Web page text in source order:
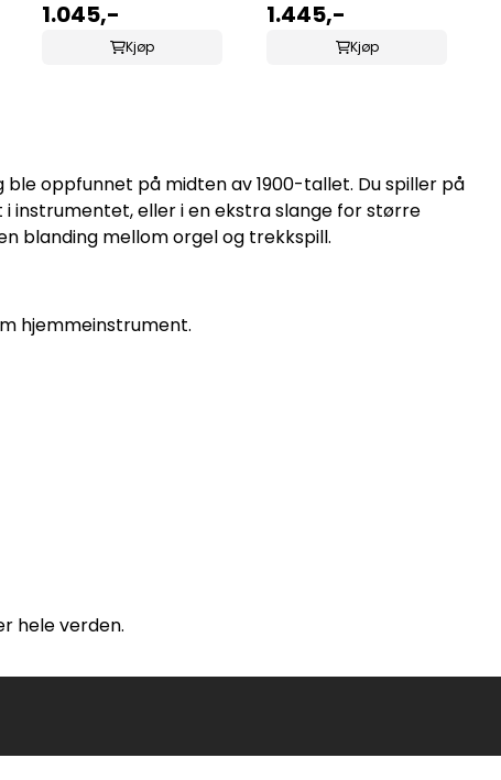
Rød
1.045,-
Kjøp
Melodica
1.445,-
Kjøp
oppfunnet på midten av 1900-tallet. Du spiller på
instrumentet, eller i en ekstra slange for større
blanding mellom orgel og trekkspill.
hjemmeinstrument.
hele verden.